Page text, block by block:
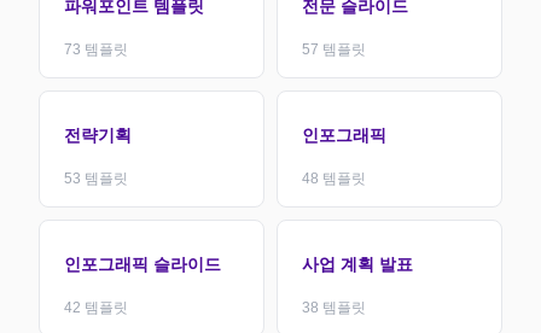
파워포인트 템플릿
73 템플릿
전문 슬라이드
57 템플릿
전략기획
53 템플릿
인포그래픽
48 템플릿
인포그래픽 슬라이드
42 템플릿
사업 계획 발표
38 템플릿